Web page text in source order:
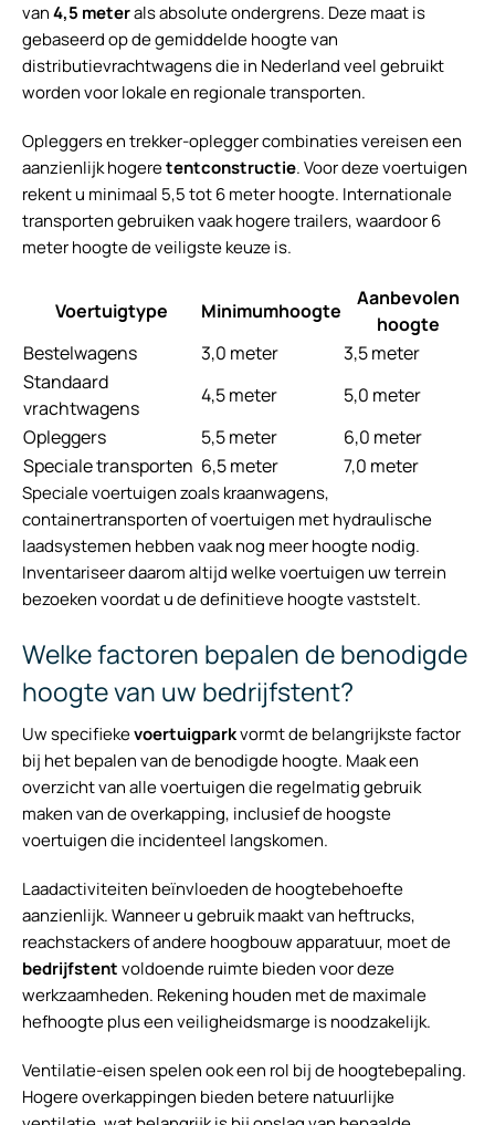
van4,5 meterals absolute ondergrens. Deze maat is
gebaseerd op de gemiddelde hoogte van
distributievrachtwagens die in Nederland veel gebruikt
worden voor lokale en regionale transporten.
Opleggers en trekker-oplegger combinaties vereisen een
aanzienlijk hogeretentconstructie. Voor deze voertuigen
rekent u minimaal 5,5 tot 6 meter hoogte. Internationale
transporten gebruiken vaak hogere trailers, waardoor 6
meter hoogte de veiligste keuze is.
Voertuigtype Minimumhoogte
Aanbevolen
hoogte
Bestelwagens
3,0 meter
3,5 meter
Standaard
vrachtwagens
4,5 meter
5,0 meter
Opleggers
5,5 meter
6,0 meter
Speciale transporten 6,5 meter 7,0 meter
Speciale voertuigen zoals kraanwagens,
containertransporten of voertuigen met hydraulische
laadsystemen hebben vaak nog meer hoogte nodig.
Inventariseer daarom altijd welke voertuigen uw terrein
bezoeken voordat u de definitieve hoogte vaststelt.
Welke factoren bepalen de benodigde
hoogte van uw bedrijfstent?
Uw specifiekevoertuigparkvormt de belangrijkste factor
bij het bepalen van de benodigde hoogte. Maak een
overzicht van alle voertuigen die regelmatig gebruik
maken van de overkapping, inclusief de hoogste
voertuigen die incidenteel langskomen.
Laadactiviteiten beïnvloeden de hoogtebehoefte
aanzienlijk. Wanneer u gebruik maakt van heftrucks,
reachstackers of andere hoogbouw apparatuur, moet de
bedrijfstentvoldoende ruimte bieden voor deze
werkzaamheden. Rekening houden met de maximale
hefhoogte plus een veiligheidsmarge is noodzakelijk.
Ventilatie-eisen spelen ook een rol bij de hoogtebepaling.
Hogere overkappingen bieden betere natuurlijke